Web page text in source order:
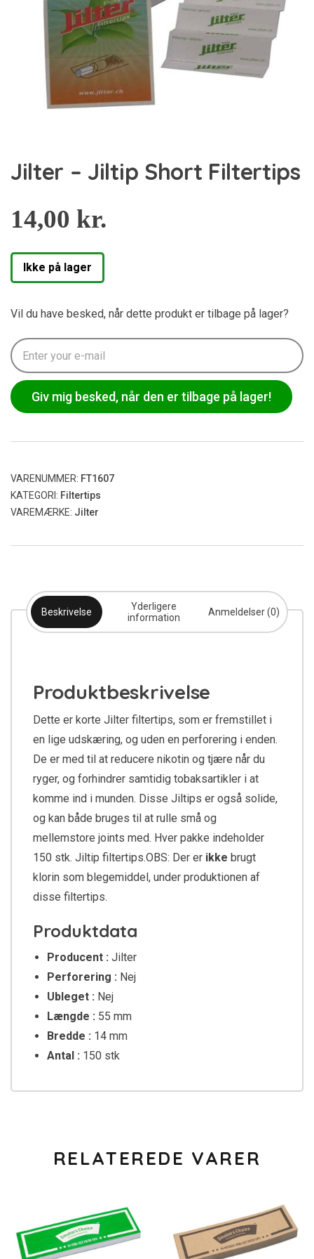
Jilter – Jiltip Short Filtertips
14,00 kr.
Ikke på lager
Vil du have besked, når dette produkt er tilbage på lager?
Giv mig besked, når den er tilbage på lager!
VARENUMMER: FT1607
KATEGORI: Filtertips
VAREMÆRKE: Jilter
Beskrivelse
Yderligere
information
Anmeldelser (0)
Produktbeskrivelse
Dette er korte Jilter filtertips, som er fremstillet i
en lige udskæring, og uden en perforering i enden.
De er med til at reducere nikotin og tjære når du
ryger, og forhindrer samtidig tobaksartikler i at
komme ind i munden. Disse Jiltips er også solide,
og kan både bruges til at rulle små og
mellemstore joints med. Hver pakke indeholder
150 stk. Jiltip filtertips.OBS: Der er ikke brugt
klorin som blegemiddel, under produktionen af
disse filtertips.
Produktdata
Producent : Jilter
Perforering : Nej
Ubleget : Nej
Længde : 55 mm
Bredde : 14 mm
Antal : 150 stk
RELATEREDE VARER